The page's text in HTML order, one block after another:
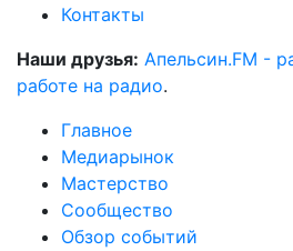
Контакты
Наши друзья: Апельсин.FM -
работе на радио.
Главное
Медиарынок
Мастерство
Сообщество
Обзор событий